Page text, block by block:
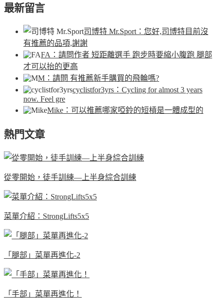
最新留言
司博特 Mr.Sport ：您好,司博特目前沒
有推薦的品項,謝謝
FA ：請問作者 短距離選手 跑步時要縮小腹跑 腿部
才可以抬的更高
M ：請問 有推薦新手購買的飛輪嗎?
cyclistfor3yrs ：Cycling for almost 3 years
now. Feel gre
Mike ：可以推薦哪家啞鈴的短槓是一體成型的
熱門文章
從零開始，徒手訓練—上半身綜合訓練
菜單介紹：StrongLifts5x5
「腿部」菜單再進化-2
「手部」菜單再進化！